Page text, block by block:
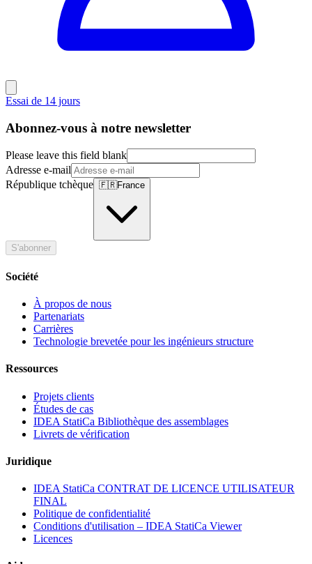
Essai de 14 jours
Abonnez-vous à notre newsletter
Please leave this field blank
Adresse e-mail
République tchèque 🇫🇷France
S'abonner
Société
À propos de nous
Partenariats
Carrières
Technologie brevetée pour les ingénieurs structure
Ressources
Projets clients
Études de cas
IDEA StatiCa Bibliothèque des assemblages
Livrets de vérification
Juridique
IDEA StatiCa CONTRAT DE LICENCE UTILISATEUR
FINAL
Politique de confidentialité
Conditions d'utilisation – IDEA StatiCa Viewer
Licences